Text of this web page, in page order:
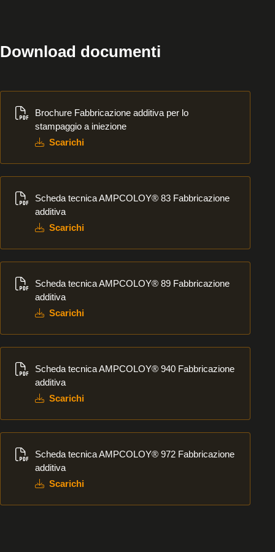
Download documenti
Brochure Fabbricazione additiva per lo
stampaggio a iniezione
Scarichi
Scheda tecnica AMPCOLOY® 83 Fabbricazione
additiva
Scarichi
Scheda tecnica AMPCOLOY® 89 Fabbricazione
additiva
Scarichi
Scheda tecnica AMPCOLOY® 940 Fabbricazione
additiva
Scarichi
Scheda tecnica AMPCOLOY® 972 Fabbricazione
additiva
Scarichi